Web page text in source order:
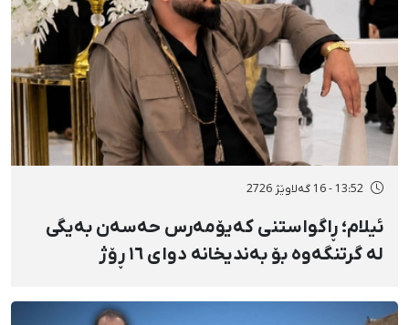
13:52 - 16 گەلاوێژ 2726
ئیلام؛ ڕاگواستنی کەیۆمەرس حەسەن بەیگی
لە گرتنگەوە بۆ بەندیخانە دوای ١٦ ڕۆژ